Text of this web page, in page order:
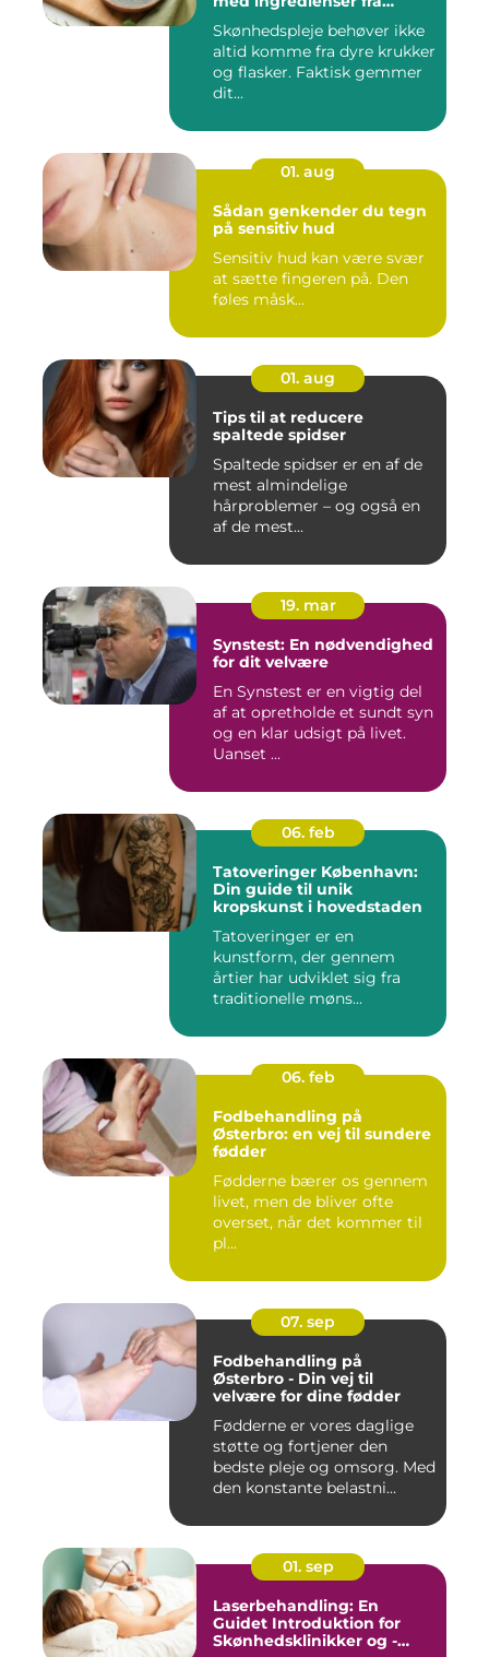
Skønhedspleje behøver ikke
altid komme fra dyre krukker
og flasker. Faktisk gemmer
dit...
01. aug
Sådan genkender du tegn
på sensitiv hud
Sensitiv hud kan være svær
at sætte fingeren på. Den
føles måsk...
01. aug
Tips til at reducere
spaltede spidser
Spaltede spidser er en af de
mest almindelige
hårproblemer – og også en
af de mest...
19. mar
Synstest: En nødvendighed
for dit velvære
En Synstest er en vigtig del
af at opretholde et sundt syn
og en klar udsigt på livet.
Uanset ...
06. feb
Tatoveringer København:
Din guide til unik
kropskunst i hovedstaden
Tatoveringer er en
kunstform, der gennem
årtier har udviklet sig fra
traditionelle møns...
06. feb
Fodbehandling på
Østerbro: en vej til sundere
fødder
Fødderne bærer os gennem
livet, men de bliver ofte
overset, når det kommer til
pl...
07. sep
Fodbehandling på
Østerbro - Din vej til
velvære for dine fødder
Fødderne er vores daglige
støtte og fortjener den
bedste pleje og omsorg. Med
den konstante belastni...
01. sep
Laserbehandling: En
Guidet Introduktion for
Skønhedsklinikker og -